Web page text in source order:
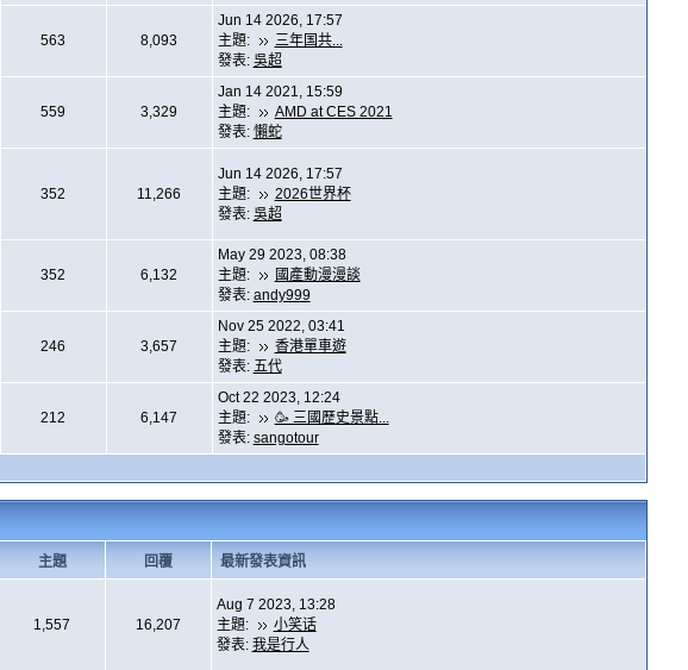
563 8,093
Jun 14 2026, 17:57
主題:
三年国共...
發表: 吳超
559 3,329
Jan 14 2021, 15:59
主題:
AMD at CES 2021
發表: 懶蛇
352 11,266
Jun 14 2026, 17:57
主題:
2026世界杯
發表: 吳超
352 6,132
May 29 2023, 08:38
主題:
國產動漫漫談
發表: andy999
246 3,657
Nov 25 2022, 03:41
主題:
香港單車遊
發表: 五代
212 6,147
Oct 22 2023, 12:24
主題:
🥳 三國歷史景點...
發表: sangotour
主題 回覆 最新發表資訊
1,557 16,207
Aug 7 2023, 13:28
主題:
小笑话
發表: 我是行人